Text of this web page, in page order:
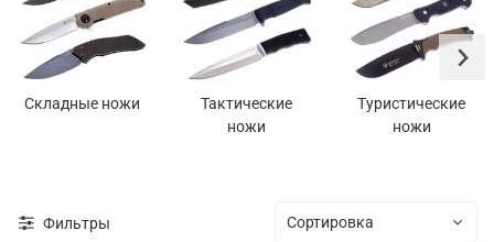
Складные ножи
Тактические
ножи
Туристические
ножи
Фильтры